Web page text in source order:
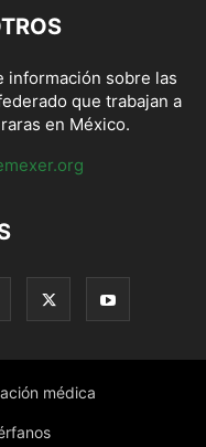
información sobre las
que trabajan a
en México.
médica